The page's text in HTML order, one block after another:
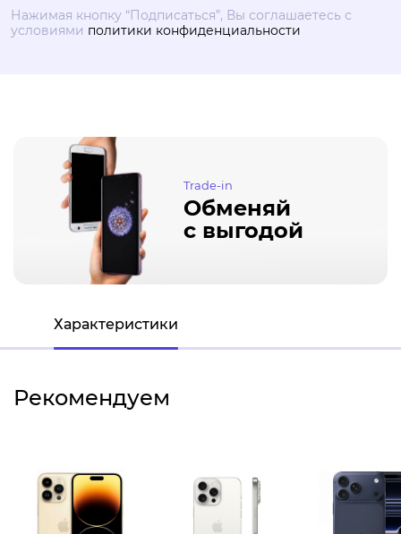
Нажимая кнопку “Подписаться”, Вы соглашаетесь с
условиями политики конфиденциальности
Trade-in
Обменяй
с выгодой
Характеристики
Рекомендуем